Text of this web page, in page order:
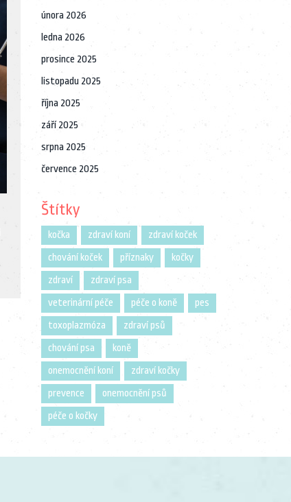
února 2026
ledna 2026
prosince 2025
listopadu 2025
října 2025
září 2025
srpna 2025
července 2025
Štítky
kočka zdraví koní
zdraví koček
chování koček
příznaky
kočky
zdraví
zdraví psa
veterinární péče
péče o koně
pes
toxoplazmóza
zdraví psů
chování psa
koně
onemocnění koní
zdraví kočky
prevence
onemocnění psů
péče o kočky